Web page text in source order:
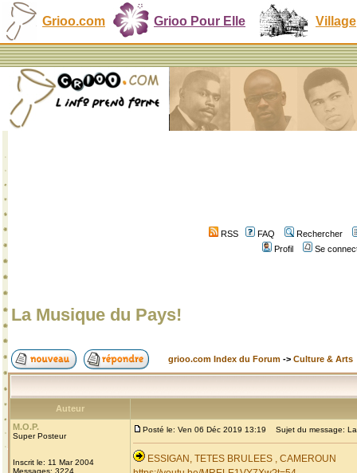
Grioo.com Grioo Pour Elle Village
RSS FAQ
Rechercher
Profil
Se
La Musique du Pays!
grioo.com Index du Forum -> Culture & Arts
Auteur
M.O.P.
Super Posteur
Inscrit le: 11 Mar 2004
Messages: 3224
Posté le: Ven 06 Déc 2019 13:19 Sujet du message:
ESSIGAN, TETES BRULEES , CAMEROUN